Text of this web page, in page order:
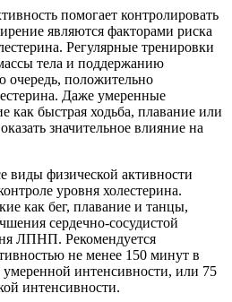
помогает контролировать
являются факторами риска
Регулярные тренировки
тела и поддержанию
очередь, положительно
Даже умеренные
как быстрая ходьба, плавание или
значительное влияние на
виды физической активности
уровня холестерина.
как бег, плавание и танцы,
сердечно-сосудистой
ЛПНП. Рекомендуется
не менее 150 минут в
умеренной интенсивности, или 75
интенсивности.